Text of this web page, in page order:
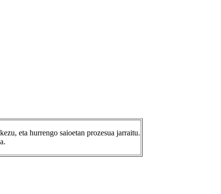
eta hurrengo saioetan prozesua jarraitu.